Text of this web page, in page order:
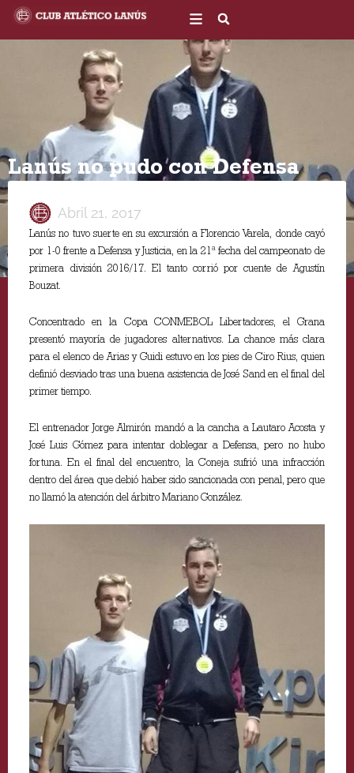
contenido
Lanús no pudo con Defensa
Abril 21, 2017
Lanús no tuvo suerte en su excursión a Florencio Varela, donde cayó
por 1-0 frente a Defensa y Justicia, en la 21ª fecha del campeonato de
primera división 2016/17. El tanto corrió por cuente de Agustín
Bouzat.
Concentrado en la Copa CONMEBOL Libertadores, el Grana
presentó mayoría de jugadores alternativos. La chance más clara
para el elenco de Arias y Guidi estuvo en los pies de Ciro Rius, quien
definió desviado tras una buena asistencia de José Sand en el final del
primer tiempo.
El entrenador Jorge Almirón mandó a la cancha a Lautaro Acosta y
José Luis Gómez para intentar doblegar a Defensa, pero no hubo
fortuna. En el final del encuentro, la Coneja sufrió una infracción
dentro del área que debió haber sido sancionada con penal, pero que
no llamó la atención del árbitro Mariano González.